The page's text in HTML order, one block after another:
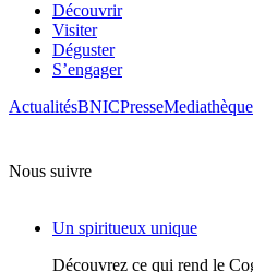
Découvrir
Visiter
Déguster
S’engager
ActualitésBNICPresseMediathèque
Nous suivre
Un spiritueux unique
Découvrez ce qui rend le